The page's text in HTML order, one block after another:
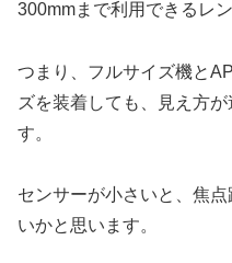
300mmまで利用できるレ
つまり、フルサイズ機と
ズを装着しても、見え方
す。
センサーが小さいと、焦
いかと思います。